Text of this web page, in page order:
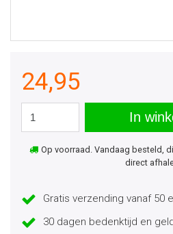
24,95
In
Op voorraad. Vandaag besteld,
direct
Gratis verzending vanaf 50
30 dagen bedenktijd en